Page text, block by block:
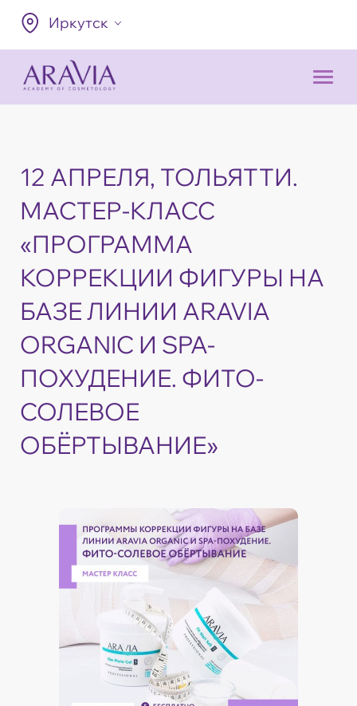
Иркутск
12 АПРЕЛЯ, ТОЛЬЯТТИ.
МАСТЕР-КЛАСС
«ПРОГРАММА
КОРРЕКЦИИ ФИГУРЫ НА
БАЗЕ ЛИНИИ ARAVIA
ORGANIC И SPA-
ПОХУДЕНИЕ. ФИТО-
СОЛЕВОЕ
ОБЁРТЫВАНИЕ»